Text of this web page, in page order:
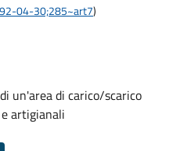
04-30;285~art7)
un'area di carico/scarico
artigianali